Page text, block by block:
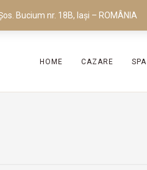
Bucium nr. 18B, Iași – ROMÂNIA
HOME CAZARE SPA